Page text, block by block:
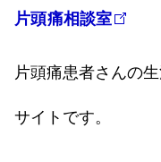
片頭痛相談室
片頭痛患者さんの
サイトです。